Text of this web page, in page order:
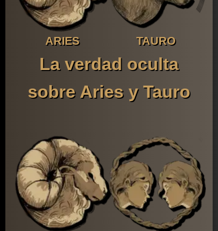
ARIES TAURO
La verdad oculta
sobre Aries y Tauro